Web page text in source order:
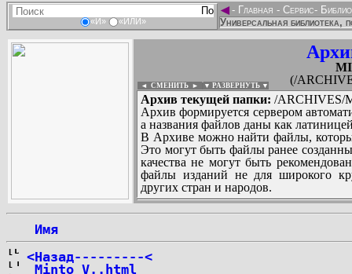
«И» «ИЛИ»
◄- Главная - Сервис-
Универсальная библиотека,
(/
◄ СМЕНИТЬ ► ▼ РАЗВЕРНУТЬ ▼
Архив текущей папки: /ARCHIVES/
Архив формируется сервером
а названия файлов даны как
В Архиве можно найти файлы,
Это могут быть файлы ранее
качества не могут быть
файлы изданий не для широкого
других стран и народов.
Имя
<Назад---------<
_Minto_V..html